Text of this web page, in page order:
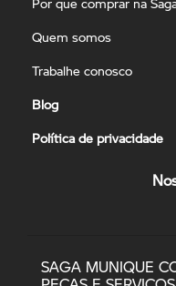
Quem somos
Trabalhe conosco
Blog
Política de privacidade
SAGA MUNIQUE